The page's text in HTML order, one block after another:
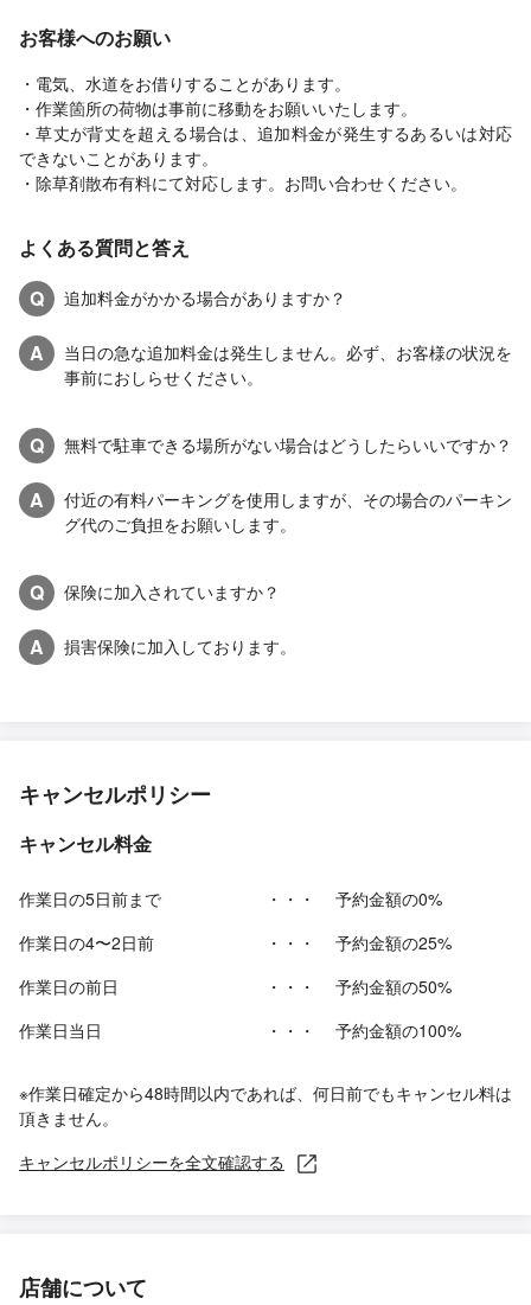
お客様へのお願い
・電気、水道をお借りすることがあります。
・作業箇所の荷物は事前に移動をお願いいたします。
・草丈が背丈を超える場合は、追加料金が発生するあるいは対応
できないことがあります。
・除草剤散布有料にて対応します。お問い合わせください。
よくある質問と答え
Q
追加料金がかかる場合がありますか？
A
当日の急な追加料金は発生しません。必ず、お客様の状況を
事前におしらせください。
Q 無料で駐車できる場所がない場合はどうしたらいいですか？
A
付近の有料パーキングを使用しますが、その場合のパーキン
グ代のご負担をお願いします。
Q 保険に加入されていますか？
A 損害保険に加入しております。
キャンセルポリシー
キャンセル料金
作業日の5日前まで ・・・
予約金額の0%
作業日の4〜2日前
・・・
予約金額の25%
作業日の前日
・・・
予約金額の50%
作業日当日
・・・ 予約金額の100%
※作業日確定から48時間以内であれば、何日前でもキャンセル料は
頂きません。
キャンセルポリシーを全文確認する
店舗について